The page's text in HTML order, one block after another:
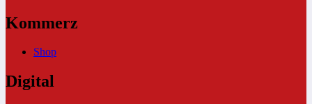
Kommerz
Shop
Digital